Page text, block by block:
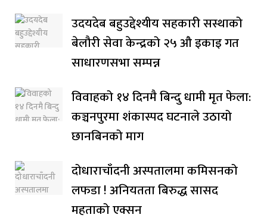
उदयदेब बहुउद्देश्यीय सहकारी सस्थाको
बेलौरी सेवा केन्द्रको २५ औ इकाइ गत
साधारणसभा सम्पन्न
विवाहको १४ दिनमै बिन्दु धामी मृत फेला:
कञ्चनपुरमा शंकास्पद घटनाले उठायो
छानबिनको माग
दोधाराचाँदनी अस्पतालमा कमिसनको
लफडा ! अनियतता बिरुद्ध सासद
महताको एक्सन